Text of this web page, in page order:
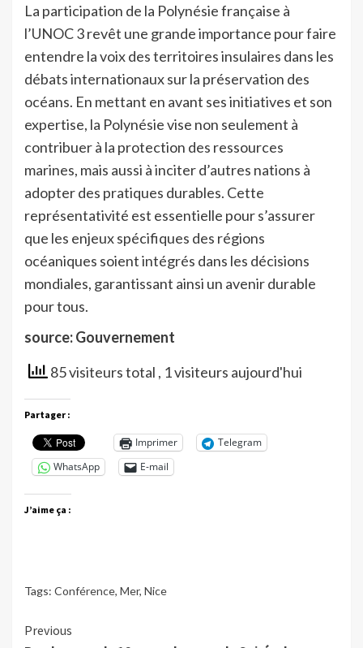
La participation de la Polynésie française à
l’UNOC 3 revêt une grande importance pour faire
entendre la voix des territoires insulaires dans les
débats internationaux sur la préservation des
océans. En mettant en avant ses initiatives et son
expertise, la Polynésie vise non seulement à
contribuer à la protection des ressources
marines, mais aussi à inciter d’autres nations à
adopter des pratiques durables. Cette
représentativité est essentielle pour s’assurer
que les enjeux spécifiques des régions
océaniques soient intégrés dans les décisions
mondiales, garantissant ainsi un avenir durable
pour tous.
source: Gouvernement
85 visiteurs total , 1 visiteurs aujourd'hui
Partager :
Imprimer
Telegram
WhatsApp
E-mail
J’aime ça :
Tags: Conférence, Mer, Nice
Continue
Previous